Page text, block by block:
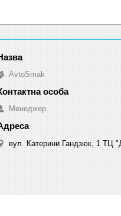
AvtoSmak
Менеджер
вул. Катерини Гандзюк, 1 ТЦ